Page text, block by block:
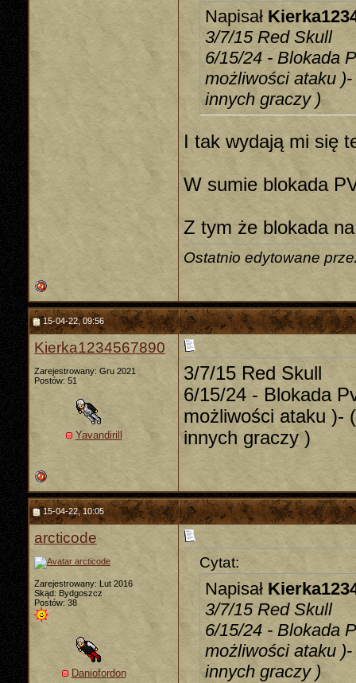
Napisał
3/7/15 Red Skull
6/15/24 - Blokada
możliwości ataku
innych graczy )
I tak wydają mi się
W sumie blokada
Z tym że blokada
Ostatnio edytowane
15-04-22, 09:56
Kierka1234567890
Zarejestrowany: Gru 2021
Postów: 51
Yavandirill
3/7/15 Red Skull
6/15/24 - Blokada
możliwości ataku )-
innych graczy )
15-04-22, 10:05
arcticode
Zarejestrowany: Lut 2016
Skąd: Bydgoszcz
Postów: 38
Daniofordon
Cytat:
Napisał
3/7/15 Red Skull
6/15/24 - Blokada
możliwości ataku
innych graczy )